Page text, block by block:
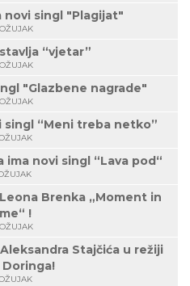
novi singl "Plagijat"
“vjetar”
"Glazbene nagrade"
singl “Meni treba netko”
ima novi singl “Lava pod“
Brenka „Moment in
!
Stajčića u režiji